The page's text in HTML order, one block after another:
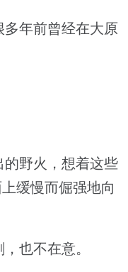
年前曾经在大原
野火，想着这些
缓慢而倔强地向
也不在意。